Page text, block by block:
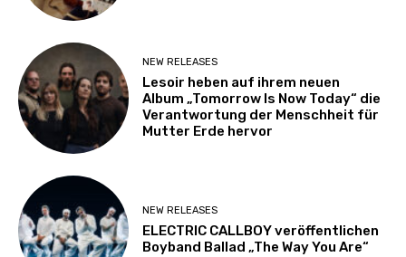
NEW RELEASES
Lesoir heben auf ihrem neuen
Album „Tomorrow Is Now Today“ die
Verantwortung der Menschheit für
Mutter Erde hervor
NEW RELEASES
ELECTRIC CALLBOY veröffentlichen
Boyband Ballad „The Way You Are“